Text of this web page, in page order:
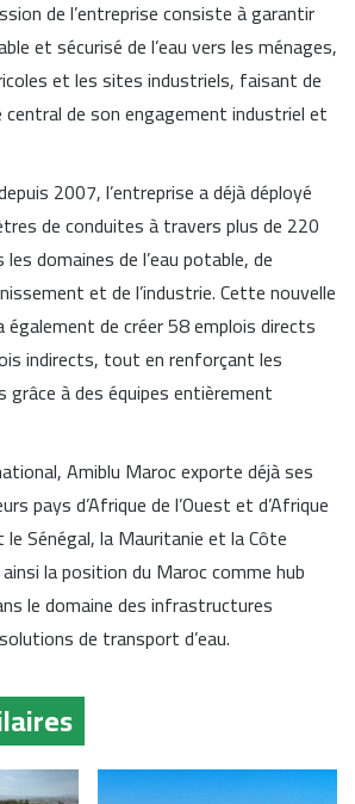
de l’entreprise consiste à garantir
et sécurisé de l’eau vers les ménages,
et les sites industriels, faisant de
central de son engagement industriel et
2007, l’entreprise a déjà déployé
de conduites à travers plus de 220
domaines de l’eau potable, de
et de l’industrie. Cette nouvelle
de créer 58 emplois directs
indirects, tout en renforçant les
grâce à des équipes entièrement
Amiblu Maroc exporte déjà ses
pays d’Afrique de l’Ouest et d’Afrique
Sénégal, la Mauritanie et la Côte
la position du Maroc comme hub
le domaine des infrastructures
de transport d’eau.